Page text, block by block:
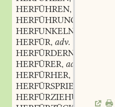
HERFÜHREN,
HERFÜHRUNG
HERFUNKELN
HERFÜR, adv.
HERFÜRDERN
HERFÜRER, adv.
HERFÜRHER,
HERFÜRSPRIESZUNG
HERFÜRZIEHUNG